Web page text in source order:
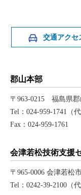
交通アクセ
郡山本部
〒963-0215 福島県
Tel：024-959-1741（代
Fax：024-959-1761
会津若松技術支援
〒965-0006 会津若松
Tel：0242-39-2100（代